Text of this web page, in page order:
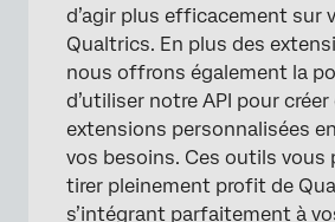
d’agir plus efficacement sur
Qualtrics. En plus des
nous offrons également la
d’utiliser notre API pour créer
extensions personnalisées
vos besoins. Ces outils
tirer pleinement profit de
s’intégrant parfaitement à